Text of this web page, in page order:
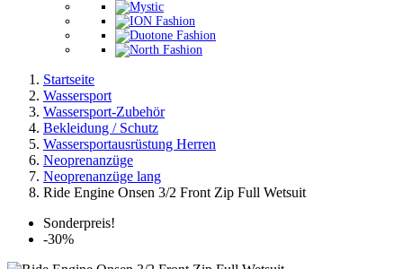
Startseite
Wassersport
Wassersport-Zubehör
Bekleidung / Schutz
Wassersportausrüstung Herren
Neoprenanzüge
Neoprenanzüge lang
Ride Engine Onsen 3/2 Front Zip Full Wetsuit
Sonderpreis!
-30%